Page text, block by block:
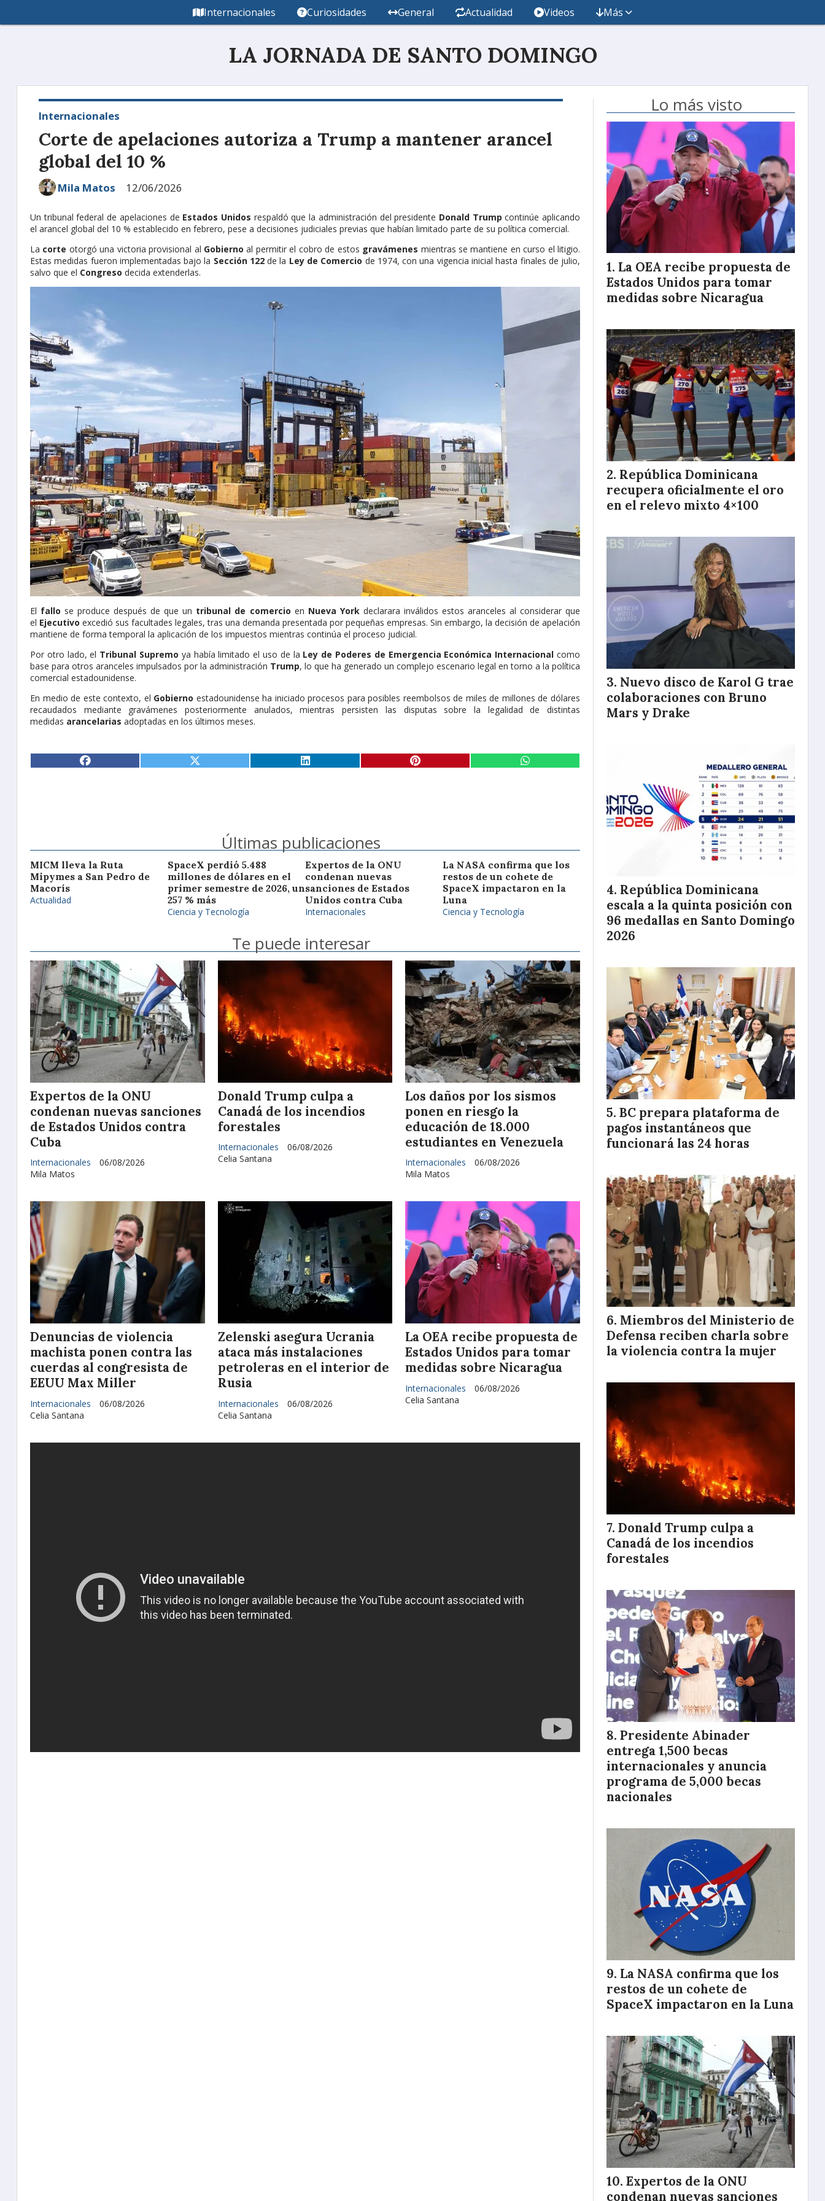
LA JORNADA DE SANTO DOMINGO
Internacionales Curiosidades General Actualidad Videos Más
Corte de apelaciones autoriza a Trump a mantener arancel
global del 10 %
Internacionales
12/06/2026
Mila Matos
Un tribunal federal de apelaciones de Estados Unidos respaldó que la administración del presidente Donald Trump continúe aplicando
el arancel global del 10 % establecido en febrero, pese a decisiones judiciales previas que habían limitado parte de su política comercial.
La corte otorgó una victoria provisional al Gobierno al permitir el cobro de estos gravámenes mientras se mantiene en curso el litigio.
Estas medidas fueron implementadas bajo la Sección 122 de la Ley de Comercio de 1974, con una vigencia inicial hasta finales de julio,
salvo que el Congreso decida extenderlas.
El fallo se produce después de que un tribunal de comercio en Nueva Yorkdeclarara inválidos estos aranceles al considerar que
el Ejecutivo excedió sus facultades legales, tras una demanda presentada por pequeñas empresas. Sin embargo, la decisión de apelación
mantiene de forma temporal la aplicación de los impuestos mientras continúa el proceso judicial.
Por otro lado, el Tribunal Supremo ya había limitado el uso de la Ley de Poderes de Emergencia Económica Internacional como
base para otros aranceles impulsados por la administración Trump, lo que ha generado un complejo escenario legal en torno a la política
comercial estadounidense.
En medio de este contexto, el Gobierno estadounidense ha iniciado procesos para posibles reembolsos de miles de millones de dólares
recaudados mediante gravámenes posteriormente anulados, mientras persisten las disputas sobre la legalidad de distintas
medidas arancelarias adoptadas en los últimos meses.
Últimas publicaciones
MICM lleva la Ruta
Mipymes a San Pedro de
Macorís
Actualidad
SpaceX perdió 5.488
millones de dólares en el
primer semestre de 2026, un
257 % más
Ciencia y Tecnología
Expertos de la ONU
condenan nuevas
sanciones de Estados
Unidos contra Cuba
Internacionales
La NASA confirma que los
restos de un cohete de
SpaceX impactaron en la
Luna
Ciencia y Tecnología
Te puede interesar
Expertos de la ONU
condenan nuevas sanciones
de Estados Unidos contra
Cuba
Mila Matos
Internacionales 06/08/2026
Donald Trump culpa a
Canadá de los incendios
forestales
Celia Santana
Internacionales 06/08/2026
Los daños por los sismos
ponen en riesgo la
educación de 18.000
estudiantes en Venezuela
Mila Matos
Internacionales 06/08/2026
Denuncias de violencia
machista ponen contra las
cuerdas al congresista de
EEUU Max Miller
Celia Santana
Internacionales 06/08/2026
Zelenski asegura Ucrania
ataca más instalaciones
petroleras en el interior de
Rusia
Celia Santana
Internacionales 06/08/2026
La OEA recibe propuesta de
Estados Unidos para tomar
medidas sobre Nicaragua
Celia Santana
Internacionales 06/08/2026
Lo más visto
La OEA recibe propuesta de
Estados Unidos para tomar
medidas sobre Nicaragua
República Dominicana
recupera oficialmente el oro
en el relevo mixto 4×100
Nuevo disco de Karol G trae
colaboraciones con Bruno
Mars y Drake
República Dominicana
escala a la quinta posición con
96 medallas en Santo Domingo
2026
BC prepara plataforma de
pagos instantáneos que
funcionará las 24 horas
Miembros del Ministerio de
Defensa reciben charla sobre
la violencia contra la mujer
Donald Trump culpa a
Canadá de los incendios
forestales
Presidente Abinader
entrega 1,500 becas
internacionales y anuncia
programa de 5,000 becas
nacionales
La NASA confirma que los
restos de un cohete de
SpaceX impactaron en la Luna
Expertos de la ONU
condenan nuevas sanciones